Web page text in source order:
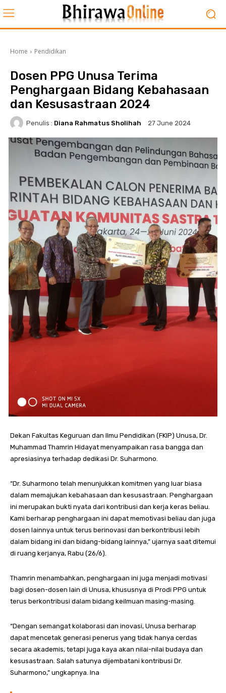
Home Pendidikan
Dosen PPG Unusa Terima
Penghargaan Bidang Kebahasaan
dan Kesusastraan 2024
Penulis : Diana Rahmatus Sholihah 27 June 2024
Dekan Fakultas Keguruan dan Ilmu Pendidikan (FKIP) Unusa, Dr.
Muhammad Thamrin Hidayat menyampaikan rasa bangga dan
apresiasinya terhadap dedikasi Dr. Suharmono.
“Dr. Suharmono telah menunjukkan komitmen yang luar biasa
dalam memajukan kebahasaan dan kesusastraan. Penghargaan
ini merupakan bukti nyata dari kontribusi dan kerja keras beliau.
Kami berharap penghargaan ini dapat memotivasi beliau dan juga
dosen lainnya untuk terus berinovasi dan berkontribusi lebih
dalam bidang ini dan bidang-bidang lainnya,” ujarnya saat ditemui
di ruang kerjanya, Rabu (26/6).
Thamrin menambahkan, penghargaan ini juga menjadi motivasi
bagi dosen-dosen lain di Unusa, khususnya di Prodi PPG untuk
terus berkontribusi dalam bidang keilmuan masing-masing.
“Dengan semangat kolaborasi dan inovasi, Unusa berharap
dapat mencetak generasi penerus yang tidak hanya cerdas
secara akademis, tetapi juga kaya akan nilai-nilai budaya dan
kesusastraan. Salah satunya dijembatani kontribusi Dr.
Suharmono,” ungkapnya. Ina